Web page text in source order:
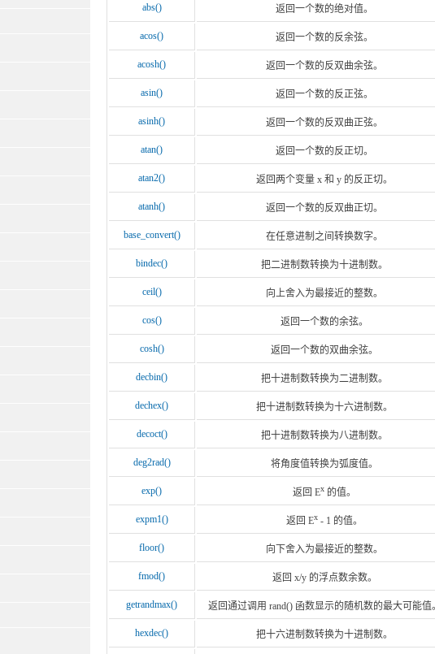
abs() 返回一个数的绝对值。
acos() 返回一个数的反余弦。
acosh() 返回一个数的反双曲余弦。
asin() 返回一个数的反正弦。
asinh() 返回一个数的反双曲正弦。
atan() 返回一个数的反正切。
atan2() 返回两个变量 x 和 y 的反正切。
atanh() 返回一个数的反双曲正切。
base_convert() 在任意进制之间转换数字。
bindec() 把二进制数转换为十进制数。
ceil() 向上舍入为最接近的整数。
cos() 返回一个数的余弦。
cosh() 返回一个数的双曲余弦。
decbin() 把十进制数转换为二进制数。
dechex() 把十进制数转换为十六进制数。
decoct() 把十进制数转换为八进制数。
deg2rad() 将角度值转换为弧度值。
exp() 返回 Ex 的值。
expm1() 返回 Ex - 1 的值。
floor() 向下舍入为最接近的整数。
fmod() 返回 x/y 的浮点数余数。
getrandmax() 返回通过调用 rand() 函数显示的随机数的最大可能值
hexdec() 把十六进制数转换为十进制数。